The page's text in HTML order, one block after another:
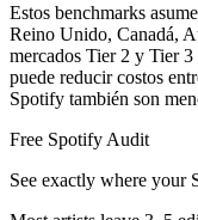
Estos benchmarks
Reino Unido, Canadá,
mercados Tier 2 y Tier
puede reducir costos
Spotify también son
Free Spotify Audit
See exactly where your